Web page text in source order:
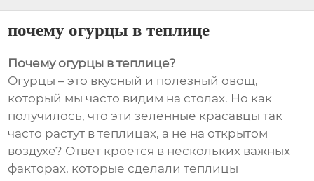
почему огурцы в теплице
Почему огурцы в теплице?
Огурцы – это вкусный и полезный овощ,
который мы часто видим на столах. Но как
получилось, что эти зеленные красавцы так
часто растут в теплицах, а не на открытом
воздухе? Ответ кроется в нескольких важных
факторах, которые сделали теплицы